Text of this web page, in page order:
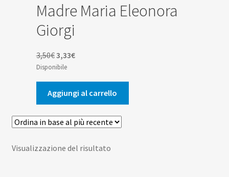
Madre Maria Eleonora
Giorgi
3,50€ Il
prezzo
originale
era:
3,50€.
3,33€Il
attuale
è:
3,33€.
Disponibile
Aggiungi al carrello
Visualizzazione del risultato